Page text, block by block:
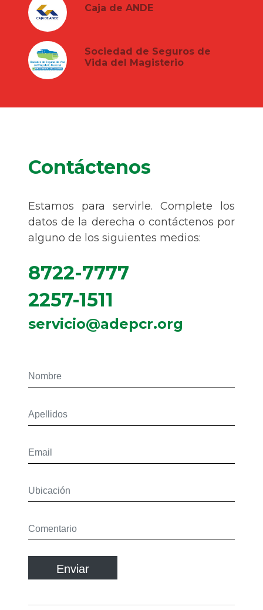
Caja de ANDE
Sociedad de Seguros de
Vida del Magisterio
Contáctenos
Estamos para servirle. Complete los
datos de la derecha o contáctenos por
alguno de los siguientes medios:
8722-7777
2257-1511
servicio@adepcr.org